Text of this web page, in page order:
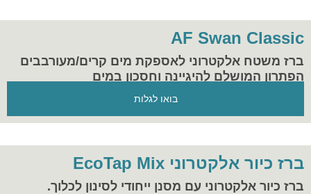
AF Swan Classic
ברז משטח אלקטרוני לאספקת מים קרים/מעורבבים
הפתרון המושלם להיגיינה וחסכון במים
בואו לגלות
ברז כיור אלקטרוני EcoTap Mix
ברז כיור אלקטרוני עם מסנן ייחודי לסינון לכלוך.